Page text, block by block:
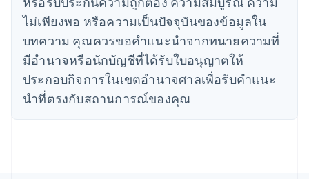
ไม่เพียงพอ หรือความเป็นปัจจุบันของข้อมูลใน
บทความ คุณควรขอคําแนะนําจากทนายความที่
มีอํานาจหรือนักบัญชีที่ได้รับใบอนุญาตให้
ประกอบกิจการในเขตอํานาจศาลเพื่อรับคําแนะ
นําที่ตรงกับสถานการณ์ของคุณ
日本語 English
เดนมาร์ก
English
ไทย
นอร์เวย์
English